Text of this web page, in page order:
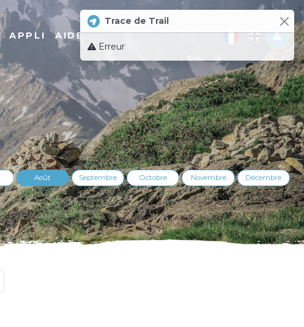
Log
APPLI AIDE
Août Septembre Octobre Novembre Décembre
Trace de Trail
Erreur